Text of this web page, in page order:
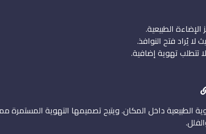
الطبيعية.
يُراد فتح النوافذ.
تتطلب تهوية إضافية.
الطبيعية داخل المكان. ويتيح تصميمها التهوية المستمرة